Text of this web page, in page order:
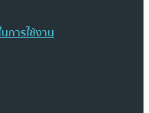
การใช้งาน